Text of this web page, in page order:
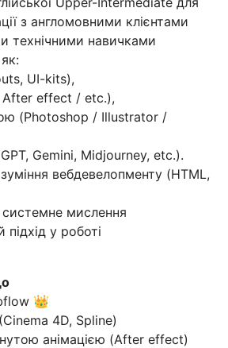
з англомовними клієнтами
технічними навичками
UI-kits),
After effect / etc.),
(Photoshop / Illustrator /
Gemini, Midjourney, etc.).
вебдевелопменту (HTML,
системне мислення
у роботі
👑
4D, Spline)
анімацією (After effect)